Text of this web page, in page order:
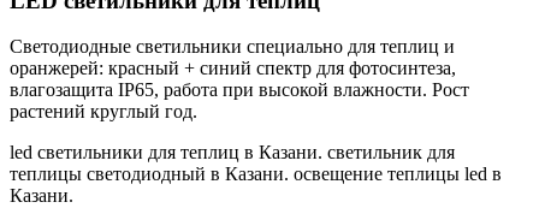
Светодиодные светильники специально для теплиц и
оранжерей: красный + синий спектр для фотосинтеза,
влагозащита IP65, работа при высокой влажности. Рост
растений круглый год.
led светильники для теплиц в Казани. светильник для
теплицы светодиодный в Казани. освещение теплицы led в
Казани.